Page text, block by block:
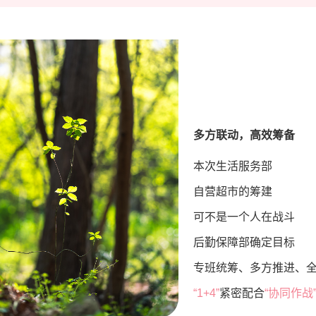
多方联动，高效筹备
本次生活服务部
自营超市的筹建
可不是一个人在战斗
后勤保障部确定目标
专班统筹、多方推进、
“1+4”紧密配合“协同作战”